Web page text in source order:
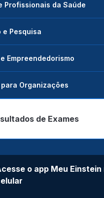
Profissionais da Saúde
e Pesquisa
Empreendedorismo
Organizações
de Exames
o app Meu Einstein